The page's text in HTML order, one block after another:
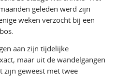
geleden werd zijn
weken verzocht bij een
aan zijn tijdelijke
maar uit de wandelgangen
zijn geweest met twee